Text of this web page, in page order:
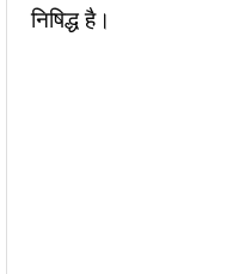
निषिद्ध है।